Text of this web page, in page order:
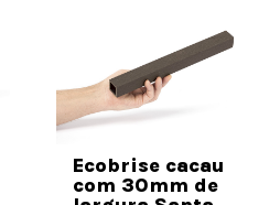
Ecobrise cacau
com 30mm de